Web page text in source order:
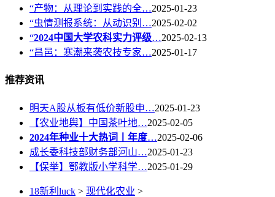
“产物：从理论到实践的全…2025-01-23
“虫情测报系统：从动识别…2025-02-02
“2024中国大学农科实力评级…2025-02-13
“昌邑：寒潮来袭农技专家…2025-01-17
推荐资讯
明天A股从板有低价新股申…2025-01-23
【农业地舆】中国茶叶地…2025-02-05
2024年种业十大热词丨年度…2025-02-06
成长委科技部财务部河山…2025-01-23
【保举】鄂教版小学科学…2025-01-29
18新利luck > 现代化农业 >